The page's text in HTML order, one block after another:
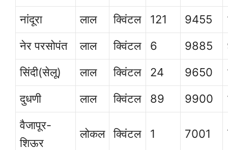
नांदूरा
लाल क्विंटल 121 9455
नेर परसोपंत
लाल क्विंटल 6 9885
सिंदी(सेलू)
लाल क्विंटल 24 9650
दुधणी
लाल क्विंटल 89 9900
वैजापूर-
शिऊर
लोकल क्विंटल 1 7001